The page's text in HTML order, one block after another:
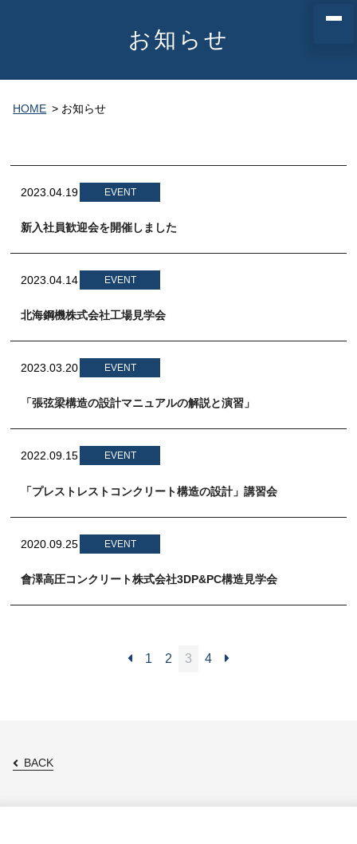
お知らせ
HOME > お知らせ
2023.04.19 EVENT
新入社員歓迎会を開催しました
2023.04.14 EVENT
北海鋼機株式会社工場見学会
2023.03.20 EVENT
「張弦梁構造の設計マニュアルの解説と演習」
2022.09.15 EVENT
「プレストレストコンクリート構造の設計」講習会
2020.09.25 EVENT
會澤高圧コンクリート株式会社3DP&PC構造見学会
ペ
ー
1 2 3 4
BACK